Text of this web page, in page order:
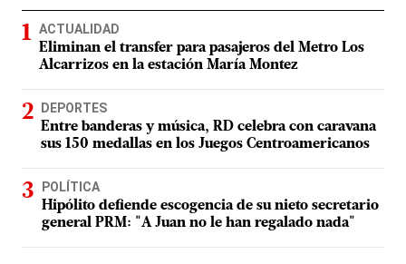
ACTUALIDAD
Eliminan el transfer para pasajeros del Metro Los
Alcarrizos en la estación María Montez
DEPORTES
Entre banderas y música, RD celebra con caravana
sus 150 medallas en los Juegos Centroamericanos
POLÍTICA
Hipólito defiende escogencia de su nieto secretario
general PRM: "A Juan no le han regalado nada"